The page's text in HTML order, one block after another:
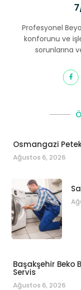
Profesyonel
konforunu ve
sorunlarına
Osmangazi
Ağustos 6, 2026
Başakşehir Beko
Servis
Ağustos 6, 2026